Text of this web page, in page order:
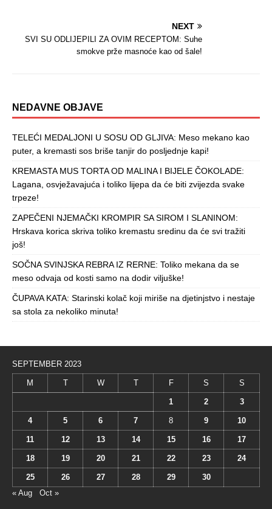
NEXT
SVI SU ODLIJEPILI ZA OVIM RECEPTOM: Suhe
smokve prže masnoće kao od šale!
NEDAVNE OBJAVE
TELEĆI MEDALJONI U SOSU OD GLJIVA: Meso mekano kao
puter, a kremasti sos briše tanjir do posljednje kapi!
KREMASTA MUS TORTA OD MALINA I BIJELE ČOKOLADE:
Lagana, osvježavajuća i toliko lijepa da će biti zvijezda svake
trpeze!
ZAPEČENI NJEMAČKI KROMPIR SA SIROM I SLANINOM:
Hrskava korica skriva toliko kremastu sredinu da će svi tražiti
još!
SOČNA SVINJSKA REBRA IZ RERNE: Toliko mekana da se
meso odvaja od kosti samo na dodir viljuške!
ČUPAVA KATA: Starinski kolač koji miriše na djetinjstvo i nestaje
sa stola za nekoliko minuta!
SEPTEMBER 2023
M T W T F S S
1 2 3
4 5 6 7 8 9 10
11 12 13 14 15 16 17
18 19 20 21 22 23 24
25 26 27 28 29
30
« Aug
Oct »